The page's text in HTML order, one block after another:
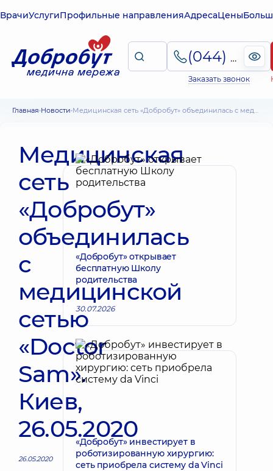
ВрачиУслугиПрофильные направленияАдресаЦены
(044) 495-2-888
Заказать звонок
Главная Новости Медицинская сеть «Добробут» объединилась с медицинской сетью «Doctor Sam». Киев, 26.05.2020
Медицинская
сеть
«Добробут»
объединилась
с
медицинской
сетью
«Doctor
Sam».
Киев,
26.05.2020
26.05.2020
«Добробут» открывает
бесплатную Школу
родительства
30.07.2026
«Добробут» инвестирует в
роботизированную хирургию:
сеть приобрела систему da Vinci